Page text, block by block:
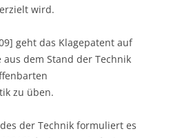
wird.
geht das Klagepatent auf
dem Stand der Technik
zu üben.
der Technik formuliert es